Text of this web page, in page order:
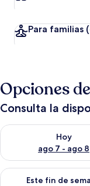
Para familias
Opciones
Consulta la
Hoy
ago 7 - ago 8
Consulta la
Este fin de
Consulta la